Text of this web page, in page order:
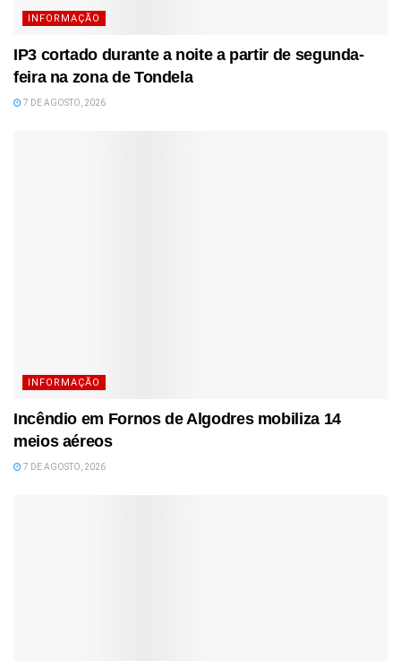
INFORMAÇÃO
IP3 cortado durante a noite a partir de segunda-
feira na zona de Tondela
7 DE AGOSTO, 2026
INFORMAÇÃO
Incêndio em Fornos de Algodres mobiliza 14
meios aéreos
7 DE AGOSTO, 2026